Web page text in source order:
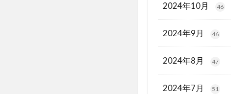
2024年10月 46
2024年9月 46
2024年8月 47
2024年7月 51